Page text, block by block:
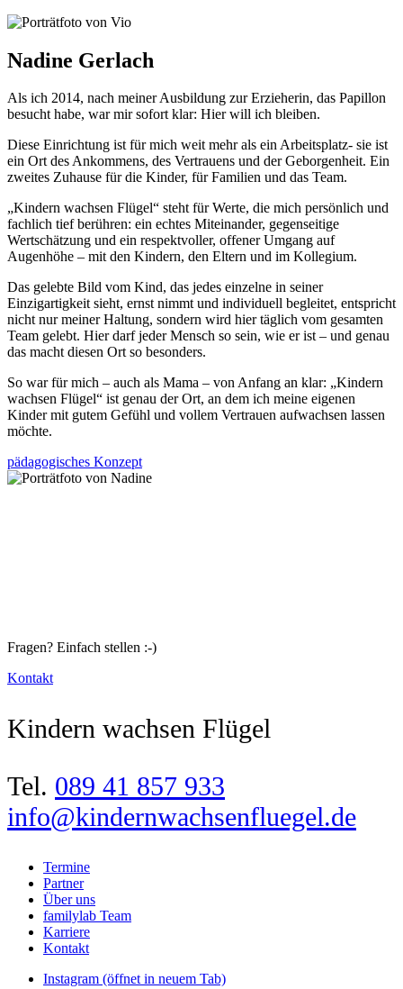
Nadine Gerlach
Als ich 2014, nach meiner Ausbildung zur Erzieherin, das Papillon
besucht habe, war mir sofort klar: Hier will ich bleiben.
Diese Einrichtung ist für mich weit mehr als ein Arbeitsplatz- sie ist
ein Ort des Ankommens, des Vertrauens und der Geborgenheit. Ein
zweites Zuhause für die Kinder, für Familien und das Team.
„Kindern wachsen Flügel“ steht für Werte, die mich persönlich und
fachlich tief berühren: ein echtes Miteinander, gegenseitige
Wertschätzung und ein respektvoller, offener Umgang auf
Augenhöhe – mit den Kindern, den Eltern und im Kollegium.
Das gelebte Bild vom Kind, das jedes einzelne in seiner
Einzigartigkeit sieht, ernst nimmt und individuell begleitet, entspricht
nicht nur meiner Haltung, sondern wird hier täglich vom gesamten
Team gelebt. Hier darf jeder Mensch so sein, wie er ist – und genau
das macht diesen Ort so besonders.
So war für mich – auch als Mama – von Anfang an klar: „Kindern
wachsen Flügel“ ist genau der Ort, an dem ich meine eigenen
Kinder mit gutem Gefühl und vollem Vertrauen aufwachsen lassen
möchte.
pädagogisches Konzept
Fragen? Einfach stellen :-)
Kontakt
Kindern wachsen Flügel
Tel. 089 41 857 933
info@kindernwachsenfluegel.de
Termine
Partner
Über uns
familylab Team
Karriere
Kontakt
Instagram (öffnet in neuem Tab)